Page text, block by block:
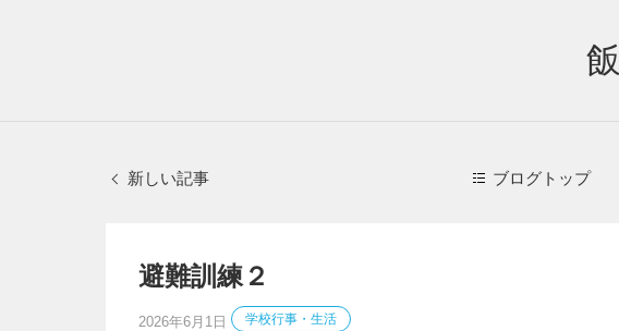
新しい記事 ブログトップ
避難訓練２
2026年6月1日 学校行事・生活